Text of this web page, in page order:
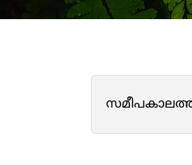
സമീപകാലത്ത്